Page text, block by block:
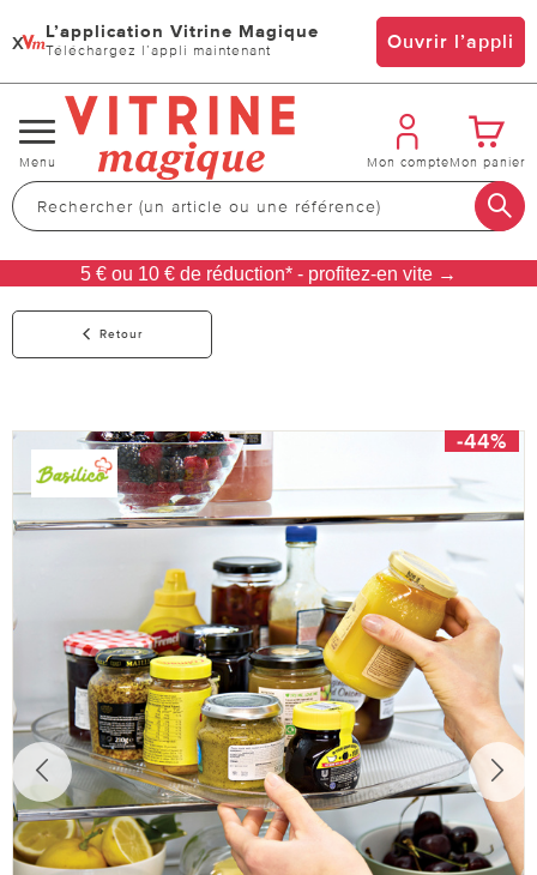
x L’application Vitrine Magique
Téléchargez l’appli maintenant Ouvrir l’appli
Changer
de
navigation
Menu Mon compteMon panier
5 € ou 10 € de réduction* - profitez-en vite →
Retour
-44%